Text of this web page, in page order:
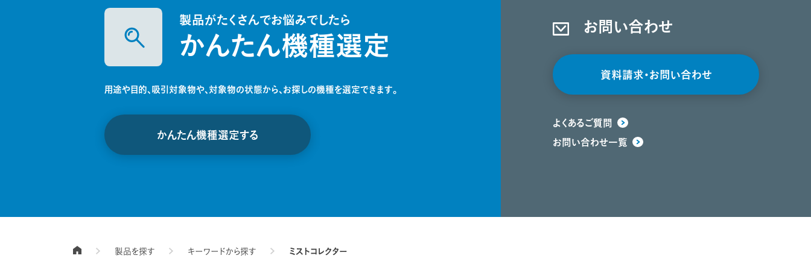
製品がたくさんでお悩みでしたら
かんたん機種選定
用途や目的、吸引対象物や、対象物の状態から、 お探しの機種を選定できます。
かんたん機種選定する
お問い合わせ
資料請求・お問い合わせ
よくあるご質問
お問い合わせ一覧
TOPページ製品を探す キーワードから探す ミストコレクター